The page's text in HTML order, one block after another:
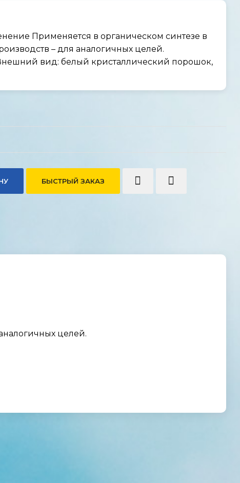
Применяется в органическом синтезе в
– для аналогичных целей.
вид: белый кристаллический порошок,
БЫСТРЫЙ ЗАКАЗ
целей.